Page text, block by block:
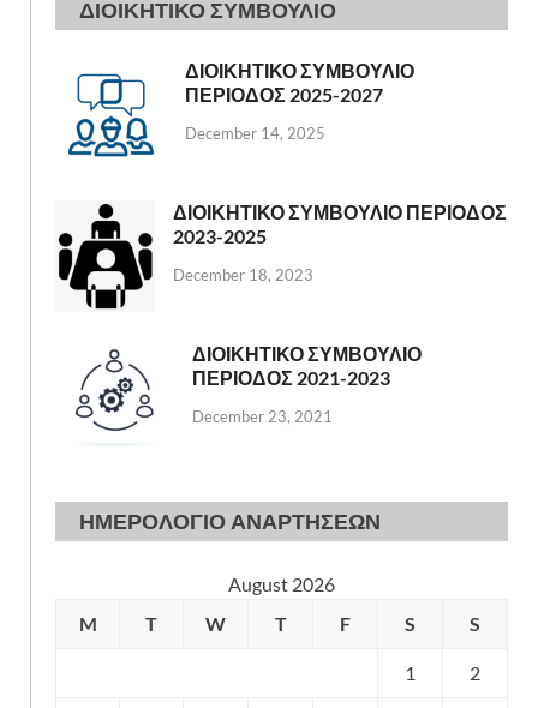
ΔΙΟΙΚΗΤΙΚΟ ΣΥΜΒΟΥΛΙΟ
ΔΙΟΙΚΗΤΙΚΟ ΣΥΜΒΟΥΛΙΟ
ΠΕΡΙΟΔΟΣ 2025-2027
December 14, 2025
ΔΙΟΙΚΗΤΙΚΟ ΣΥΜΒΟΥΛΙΟ ΠΕΡΙΟΔΟΣ
2023-2025
December 18, 2023
ΔΙΟΙΚΗΤΙΚΟ ΣΥΜΒΟΥΛΙΟ
ΠΕΡΙΟΔΟΣ 2021-2023
December 23, 2021
ΗΜΕΡΟΛΟΓΙΟ ΑΝΑΡΤΗΣΕΩΝ
August 2026
M
T W T F S S
1 2